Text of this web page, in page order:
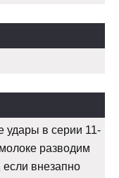
удары в серии 11-
разводим
внезапно